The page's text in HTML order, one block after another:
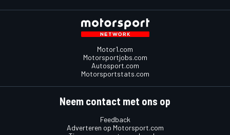
Motor1.com
Motorsportjobs.com
Autosport.com
Motorsportstats.com
Neem contact met ons op
Feedback
Adverteren op Motorsport.com